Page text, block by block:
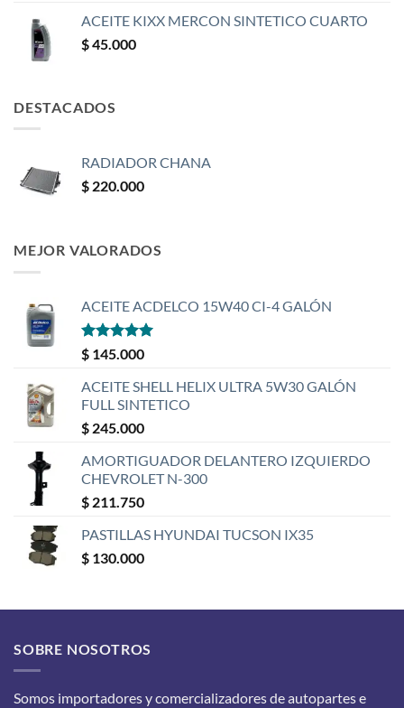
ACEITE KIXX MERCON SINTETICO CUARTO
$45.000
DESTACADOS
RADIADOR CHANA
$ 220.000
MEJOR VALORADOS
ACEITE ACDELCO 15W40 CI-4 GALÓN
Valorado
con
$ 145.000
ACEITE SHELL HELIX ULTRA 5W30 GALÓN
FULL SINTETICO
$ 245.000
AMORTIGUADOR DELANTERO IZQUIERDO
CHEVROLET N-300
$ 211.750
PASTILLAS HYUNDAI TUCSON IX35
$ 130.000
SOBRE NOSOTROS
Somos importadores y comercializadores de autopartes e